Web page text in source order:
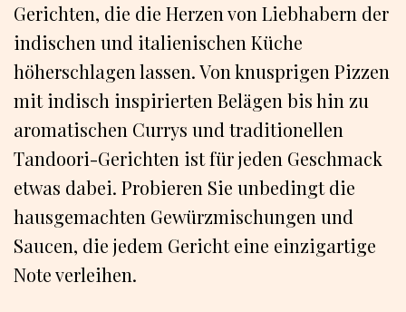
Gerichten, die die Herzen von Liebhabern der
indischen und italienischen Küche
höherschlagen lassen. Von knusprigen Pizzen
mit indisch inspirierten Belägen bis hin zu
aromatischen Currys und traditionellen
Tandoori-Gerichten ist für jeden Geschmack
etwas dabei. Probieren Sie unbedingt die
hausgemachten Gewürzmischungen und
Saucen, die jedem Gericht eine einzigartige
Note verleihen.